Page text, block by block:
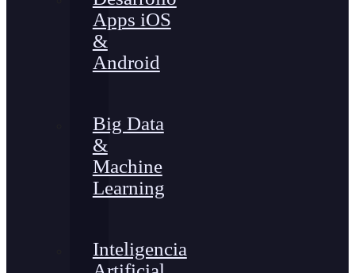
Apps iOS
&
Android
Big Data
&
Machine
Learning
Inteligencia